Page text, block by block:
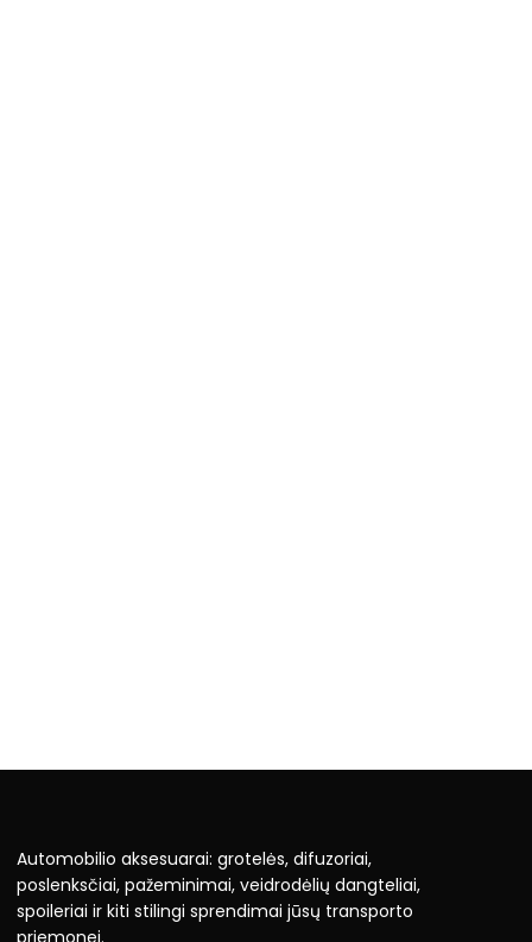
Automobilio aksesuarai: grotelės, difuzoriai,
poslenksčiai, pažeminimai, veidrodėlių dangteliai,
spoileriai ir kiti stilingi sprendimai jūsų transporto
priemonei.